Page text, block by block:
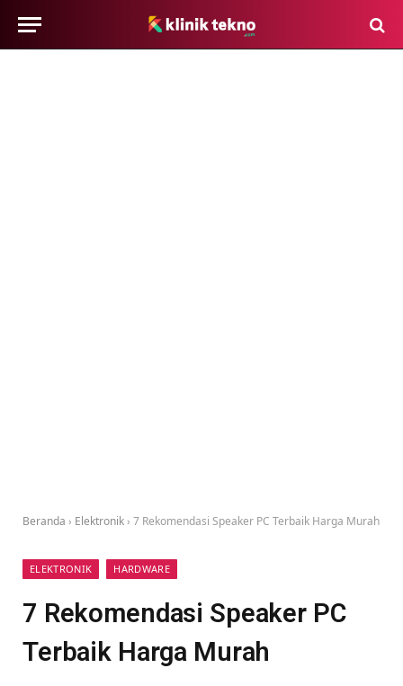
Beranda › Elektronik › 7 Rekomendasi Speaker PC Terbaik Harga Murah
ELEKTRONIK HARDWARE
7 Rekomendasi Speaker PC
Terbaik Harga Murah